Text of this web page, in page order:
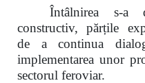
Întâlnirea s-a
constructiv, părțile
de a continua
implementarea unor
sectorul feroviar.